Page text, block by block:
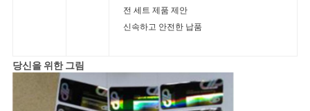
전 세트 제품 제안
신속하고 안전한 납품
당신을 위한 그림